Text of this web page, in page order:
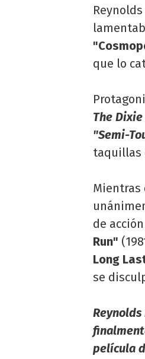
que lo
The
"Semi-
taquillas
Mientras
de acción
Run"
Long
se
película